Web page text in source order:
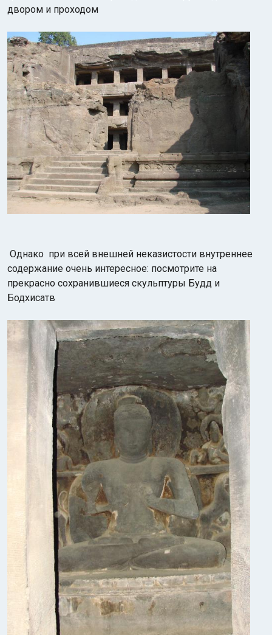
двором и проходом
Однако при всей внешней неказистости внутреннее
содержание очень интересное: посмотрите на
прекрасно сохранившиеся скульптуры Будд и
Бодхисатв